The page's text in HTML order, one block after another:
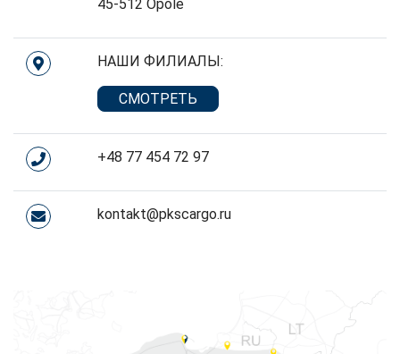
45-512 Opole
НАШИ ФИЛИАЛЫ:
СМОТРЕТЬ
+48 77 454 72 97
kontakt@pkscargo.ru